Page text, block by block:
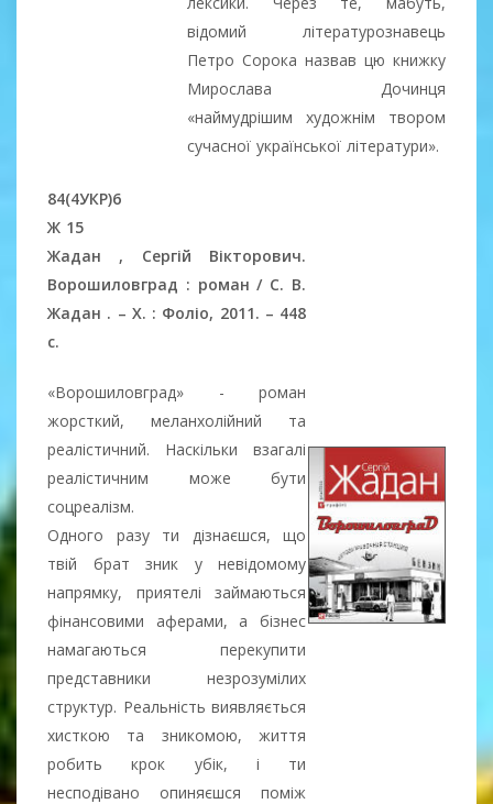
відомий літературознавець
Петро Сорока назвав цю книжку
Мирослава Дочинця
«наймудрішим художнім твором
сучасної української літератури».
84(4УКР)6
Ж 15
Жадан , Сергій Вікторович.
Ворошиловград : роман / С. В.
Жадан . – Х. : Фоліо, 2011. – 448
с.
«Ворошиловград» - роман
жорсткий, меланхолійний та
реалістичний. Наскільки взагалі
реалістичним може бути
соцреалізм.
Одного разу ти дізнаєшся, що
твій брат зник у невідомому
напрямку, приятелі займаються
фінансовими аферами, а бізнес
намагаються перекупити
представники незрозумілих
структур. Реальність виявляється
хисткою та зникомою, життя
робить крок убік, і ти
несподівано опиняєшся поміж